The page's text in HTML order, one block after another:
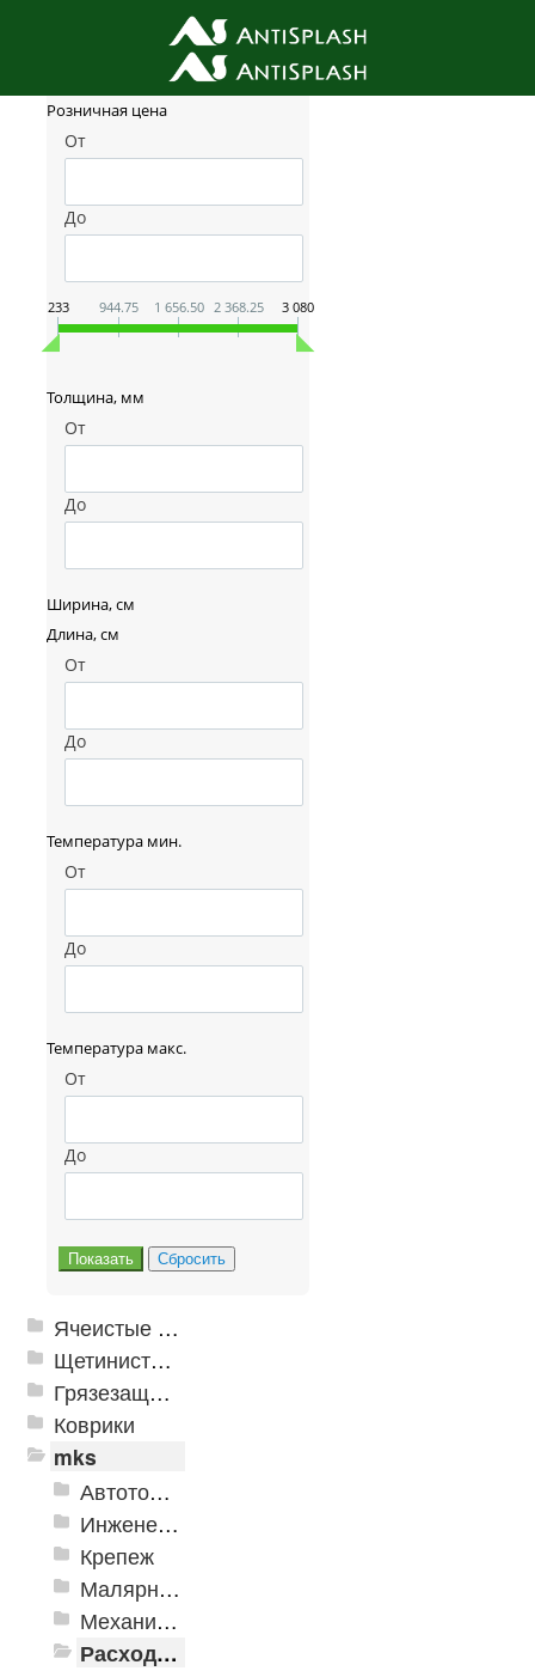
Фильтр товаров
Розничная цена
От
До
233 944.75 1 656.50 2 368.25 3 080
Толщина, мм
От
До
Ширина, см
Длина, см
От
До
Температура мин.
От
До
Температура макс.
От
До
Ячеистые грязезащитные покрытия
Щетинистые покрытия
Грязезащитные, влаговпитывающие покрытия
Коврики
mks
Автотовары
Инженерная сантехника и инструменты
Крепеж
Малярно-штукатурные инструменты
Механизированные инструменты
Расходные инструменты